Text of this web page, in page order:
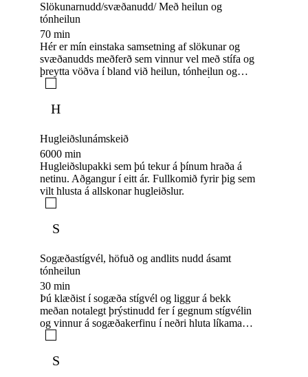
Slökunarnudd/svæðanudd/ Með heilun og
tónheilun
70 min
Hér er mín einstaka samsetning af slökunar og
svæðanudds meðferð sem vinnur vel með stífa og
þreytta vöðva í bland við heilun, tónheilun og
H
Hugleiðslunámskeið
6000 min
Hugleiðslupakki sem þú tekur á þínum hraða á
netinu. Aðgangur í eitt ár. Fullkomið fyrir þig sem
vilt hlusta á allskonar hugleiðslur.
S
Sogæðastígvél, höfuð og andlits nudd ásamt
tónheilun
30 min
Þú klæðist í sogæða stígvél og liggur á bekk
meðan notalegt þrýstinudd fer í gegnum stígvélin
og vinnur á sogæðakerfinu í neðri hluta líkamans.
við fótapirring. Hjálpar áferðinni á húð á þessum
S